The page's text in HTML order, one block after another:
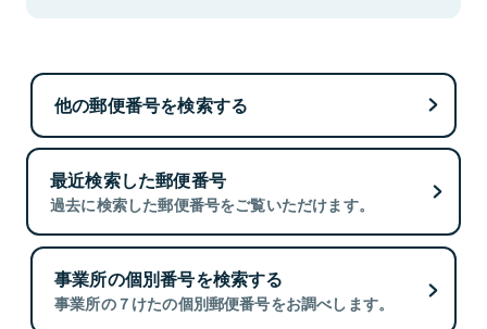
他の郵便番号を検索する
最近検索した郵便番号
過去に検索した郵便番号をご覧いただけます。
事業所の個別番号を検索する
事業所の７けたの個別郵便番号をお調べします。